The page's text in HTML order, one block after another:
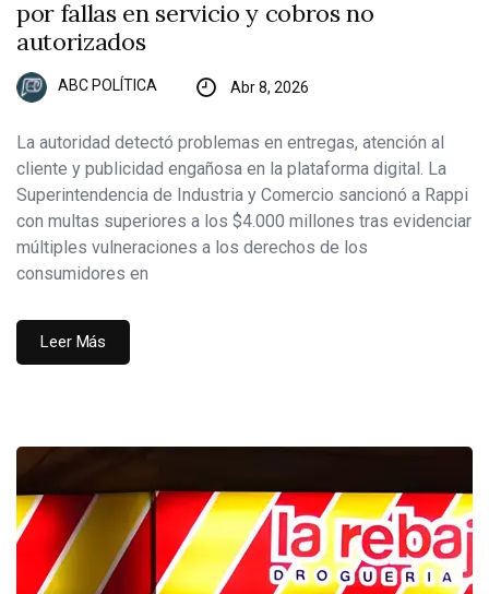
por fallas en servicio y cobros no
autorizados
ABC POLÍTICA Abr 8, 2026
La autoridad detectó problemas en entregas, atención al
cliente y publicidad engañosa en la plataforma digital. La
Superintendencia de Industria y Comercio sancionó a Rappi
con multas superiores a los $4.000 millones tras evidenciar
múltiples vulneraciones a los derechos de los
consumidores en
Leer Más